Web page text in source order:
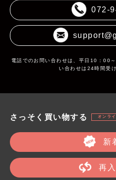
072-
電話でのお問い合わせは、平日10：00
い合わせは24時間受
さっそく買い物する オンラ
新
再